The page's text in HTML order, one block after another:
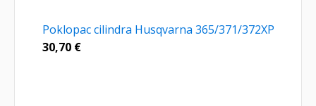
Poklopac cilindra Husqvarna 365/371/372XP
30,70 €